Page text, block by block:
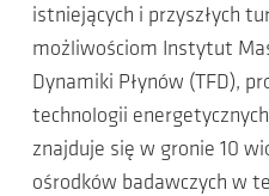
istniejących i przyszłych
możliwościom Instytut
Dynamiki Płynów (TFD),
technologii
znajduje się w gronie 10
ośrodków badawczych w